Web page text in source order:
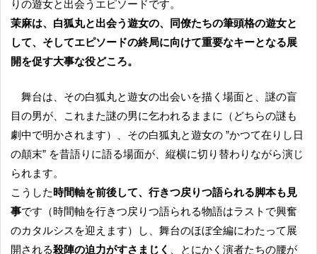
りの遊女と出会うエピソードです。
茉麻は、白狐丸と出会う遊女の、同僚たちの筆頭格の遊女と
して、そしてエピソードの終局に向けて重要なキーとなる展
開を促す大事な役どころ。
舞台は、その白狐丸と遊女の出会いを描く場面と、謎の盲
目の男が、これまた謎の男に乞われるままに（どちらの謎も
劇中で明かされます）、その白狐丸と遊女の ”かつて在りし日
の顛末” を昔語りに語る場面が、縦横に切り替わりながら演じ
られます。
こうした時間軸を前後して、行きつ戻りつ語られる脚本も見
事です（時間軸を行きつ戻りつ語られる物語はラストで興奮
のカタルシスを迎えます）し、舞台のほぼ全編にわたって展
開される殺陣の迫力がすさまじく 、とにかく演者たちの腰が